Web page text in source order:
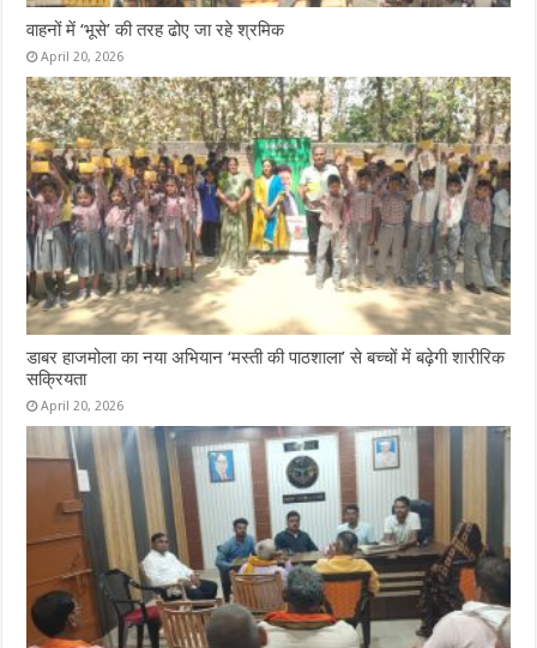
वाहनों में ‘भूसे’ की तरह ढोए जा रहे श्रमिक
April 20, 2026
डाबर हाजमोला का नया अभियान ‘मस्ती की पाठशाला’ से बच्चों में बढ़ेगी शारीरिक
सक्रियता
April 20, 2026